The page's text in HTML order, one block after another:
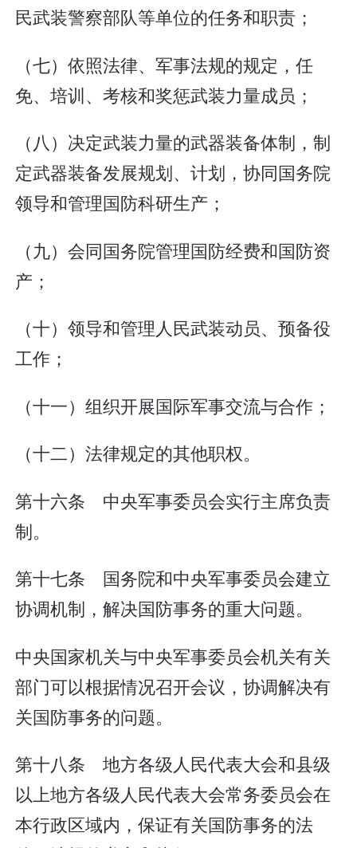
民武装警察部队等单位的任务和职责；
（七）依照法律、军事法规的规定，任
免、培训、考核和奖惩武装力量成员；
（八）决定武装力量的武器装备体制，制
定武器装备发展规划、计划，协同国务院
领导和管理国防科研生产；
（九）会同国务院管理国防经费和国防资
产；
（十）领导和管理人民武装动员、预备役
工作；
（十一）组织开展国际军事交流与合作；
（十二）法律规定的其他职权。
第十六条 中央军事委员会实行主席负责
制。
第十七条 国务院和中央军事委员会建立
协调机制，解决国防事务的重大问题。
中央国家机关与中央军事委员会机关有关
部门可以根据情况召开会议，协调解决有
关国防事务的问题。
第十八条 地方各级人民代表大会和县级
以上地方各级人民代表大会常务委员会在
本行政区域内，保证有关国防事务的法